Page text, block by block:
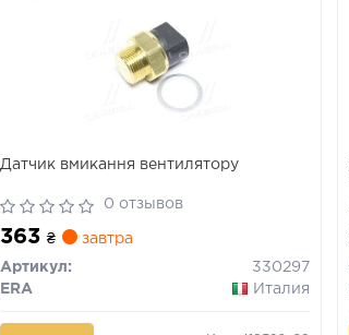
Датчик вмикання вентилятору
0 отзывов
363₴ завтра
Артикул:
330297
ERA
Италия